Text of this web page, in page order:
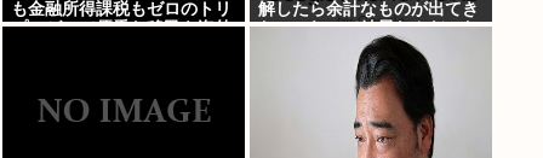
も金融所得課税もゼロのトリ
プルゼロで優秀な移民を海外
解したら余計なものが出てき
た」これって結局なんだった